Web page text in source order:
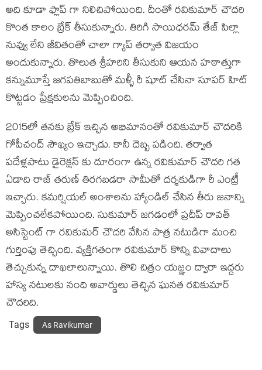
అది కూడా ఫ్లాప్ గా నిలిచిపోయింది. దీంతో రవికుమార్ చౌదరి
కొంత కాలం బ్రేక్ తీసుకున్నారు. తిరిగి సాయిధరమ్ తేజ్ పిల్లా
నువ్వు లేని జీవితంతో చాలా గ్యాప్ తర్వాత విజయం
అందుకున్నారు. తొలుత శ్రీహరిని తీసుకుని ఆయన హఠాత్తుగా
కన్నుమూస్తే జగపతిబాబుతో మళ్ళీ రీ షూట్ చేసినా సూపర్ హిట్
కొట్టడం ప్రేక్షకులను మెప్పించింది.
2015లో తనకు బ్రేక్ ఇచ్చిన అభిమానంతో రవికుమార్ చౌదరికి
గోపీచంద్ సౌఖ్యం ఇచ్చాడు. కానీ దెబ్బ పడింది. తర్వాత
పదేళ్లపాటు డైరెక్షన్ కు దూరంగా ఉన్న రవికుమార్ చౌదరి గత
ఏడాది రాజ్ తరుణ్ తిరగబడరా సామీతో దర్శకుడిగా రీ ఎంట్రీ
ఇచ్చారు. కమర్షియల్ అంశాలను హ్యాండిల్ చేసిన తీరు జనాన్ని
మెప్పించలేకపోయింది. సుకుమార్ జగడంలో ప్రదీప్ రావత్
అసిస్టెంట్ గా రవికుమర్ చౌదరి వేసిన పాత్ర నటుడిగా మంచి
గుర్తింపు తెచ్చింది. వ్యక్తిగతంగా రవికుమార్ కొన్ని వివాదాలు
తెచ్చుకున్న దాఖలాలున్నాయి. తొలి చిత్రం యజ్ఞం ద్వారా ఇద్దరు
హాస్య నటులకు నంది అవార్డులు తెచ్చిన ఘనత రవికుమార్
చౌదరిది.
Tags As Ravikumar